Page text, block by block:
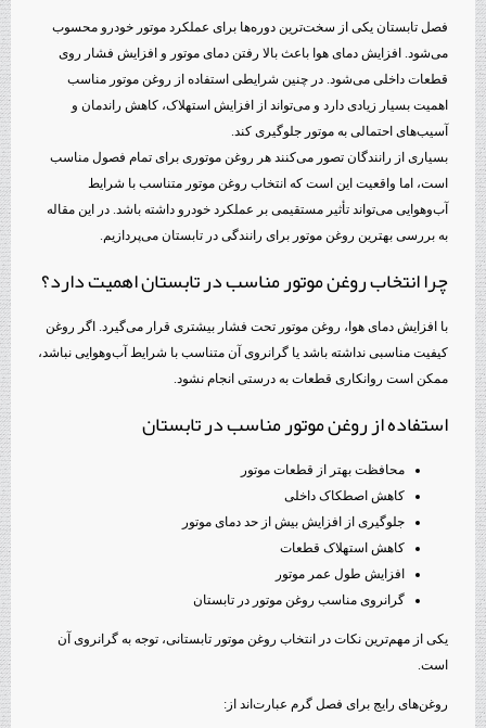
فصل تابستان یکی از سخت‌ترین دوره‌ها برای عملکرد موتور خودرو محسوب
می‌شود. افزایش دمای هوا باعث بالا رفتن دمای موتور و افزایش فشار روی
قطعات داخلی می‌شود. در چنین شرایطی استفاده از روغن موتور مناسب
اهمیت بسیار زیادی دارد و می‌تواند از افزایش استهلاک، کاهش راندمان و
آسیب‌های احتمالی به موتور جلوگیری کند.
بسیاری از رانندگان تصور می‌کنند هر روغن موتوری برای تمام فصول مناسب
است، اما واقعیت این است که انتخاب روغن موتور متناسب با شرایط
آب‌وهوایی می‌تواند تأثیر مستقیمی بر عملکرد خودرو داشته باشد. در این مقاله
به بررسی بهترین روغن موتور برای رانندگی در تابستان می‌پردازیم.
چرا انتخاب روغن موتور مناسب در تابستان اهمیت دارد؟
با افزایش دمای هوا، روغن موتور تحت فشار بیشتری قرار می‌گیرد. اگر روغن
کیفیت مناسبی نداشته باشد یا گرانروی آن متناسب با شرایط آب‌وهوایی نباشد،
ممکن است روانکاری قطعات به درستی انجام نشود.
استفاده از روغن موتور مناسب در تابستان
محافظت بهتر از قطعات موتور
کاهش اصطکاک داخلی
جلوگیری از افزایش بیش از حد دمای موتور
کاهش استهلاک قطعات
افزایش طول عمر موتور
گرانروی مناسب روغن موتور در تابستان
یکی از مهم‌ترین نکات در انتخاب روغن موتور تابستانی، توجه به گرانروی آن
است.
روغن‌های رایج برای فصل گرم عبارت‌اند از: